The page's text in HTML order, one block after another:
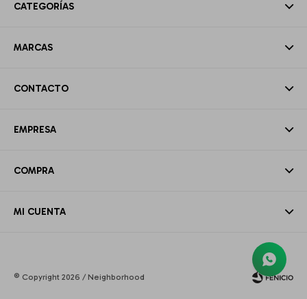
CATEGORÍAS
MARCAS
CONTACTO
EMPRESA
COMPRA
MI CUENTA
© Copyright 2026 / Neighborhood